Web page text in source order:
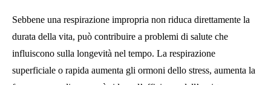
Sebbene una respirazione impropria non riduca direttamente la
durata della vita, può contribuire a problemi di salute che
influiscono sulla longevità nel tempo. La respirazione
superficiale o rapida aumenta gli ormoni dello stress, aumenta la